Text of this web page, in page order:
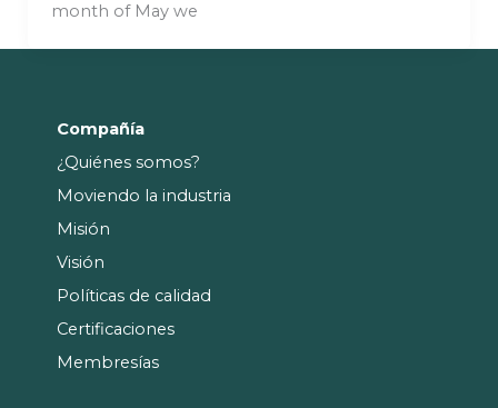
month of May we
Compañía
¿Quiénes somos?
Moviendo la industria
Misión
Visión
Políticas de calidad
Certificaciones
Membresías